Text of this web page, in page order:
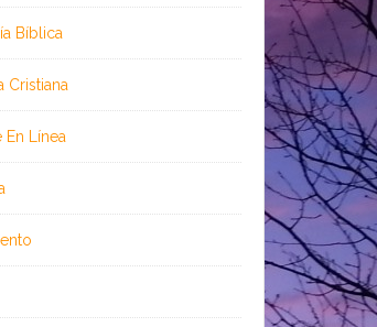
Bíblica
Cristiana
Línea